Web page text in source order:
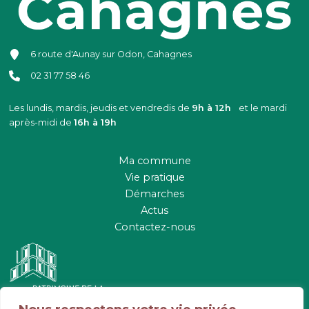
6 route d'Aunay sur Odon, Cahagnes
02 31 77 58 46
Les lundis, mardis, jeudis et vendredis de 9h à 12h et le mardi
après-midi de16h à 19h
Ma commune
Vie pratique
Démarches
Actus
Contactez-nous